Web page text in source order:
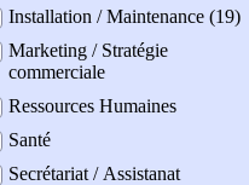
Installation / Maintenance (19)
Marketing / Stratégie
commerciale
Ressources Humaines
Santé
Secrétariat / Assistanat